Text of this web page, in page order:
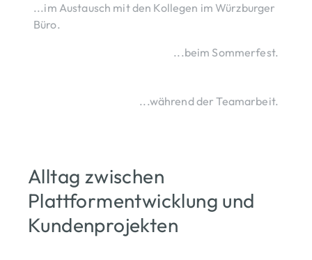
...im Austausch mit den Kollegen im Würzburger
Büro.
...beim Sommerfest.
...während der Teamarbeit.
Alltag zwischen
Plattformentwicklung und
Kundenprojekten